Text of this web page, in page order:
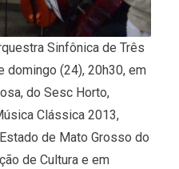
Sinfônica de Três
domingo (24), 20h30, em
do Sesc Horto,
Clássica 2013,
de Mato Grosso do
de Cultura e em